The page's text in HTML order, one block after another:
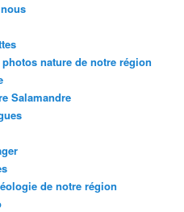
photos nature de notre région
Salamandre
de notre région